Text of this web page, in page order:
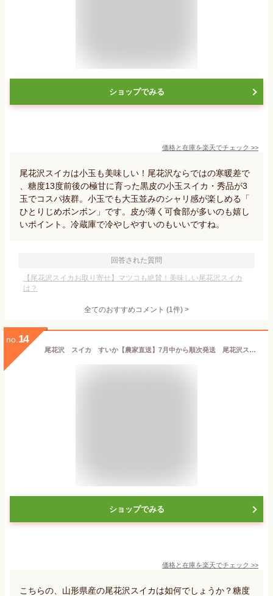
ショップでみる
価格と在庫を楽天でチェック >>
尾花沢スイカは小玉も美味しい！尾花沢ならではの寒暖差で
、糖度13度前後の極甘に育った黒皮の小玉スイカ・秀品が3
玉でコスパ抜群。小玉でも大玉並みのシャリ感が楽しめる「
ひとりじめボンボン」です。皮が薄く可食部が多いのも嬉し
いポイント。冷蔵庫で冷やしやすいのもいいですね。
回答された質問
【尾花沢スイカお取り寄せ】マツコも絶賛！美味しい尾花沢スイカ
は？
全てのおすすめコメント (1件) >
no. 14
尾花沢 スイカ すいか【農家直送】7月中から順次発送 尾花沢スイカ 1個 山形県産 新鮮 甘い シャリ感抜群 大玉 西瓜 送料無料
ショップでみる
価格と在庫を楽天でチェック >>
こちらの、山形県産の尾花沢スイカは如何でしょうか？糖度